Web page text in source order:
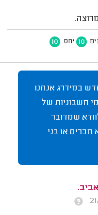
10 יחס 10
במידרג אנחנו
חשבוניות של
שמדובר
חברים או בני